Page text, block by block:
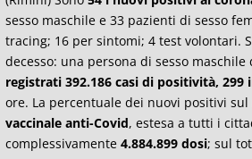
sesso maschile e 33 pazienti di sesso
tracing; 16 per sintomi; 4 test volontari.
decesso: una persona di sesso
registrati 392.186 casi di positività,
ore. La percentuale dei nuovi positivi
vaccinale anti-Covid, estesa a tutti i
complessivamente 4.884.899 dosi; sul